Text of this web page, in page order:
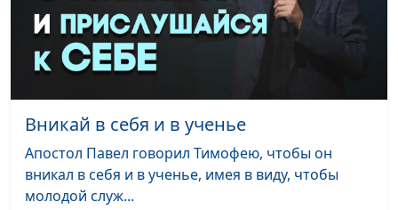
Пасха: смерть,
прошедшая мимо
Виталий Киссер,
священнослужитель
#68
плохо?
священнослужитель
веры
священнослужитель
Последний кризис:
Вникай в себя и в ученье
Апостол Павел говорил Тимофею, чтобы он
вникал в себя и в ученье, имея в виду, чтобы
молодой служ...